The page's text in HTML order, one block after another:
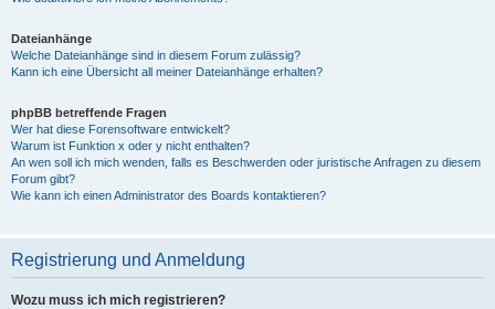
Dateianhänge
Welche Dateianhänge sind in diesem Forum zulässig?
Kann ich eine Übersicht all meiner Dateianhänge erhalten?
phpBB betreffende Fragen
Wer hat diese Forensoftware entwickelt?
Warum ist Funktion x oder y nicht enthalten?
An wen soll ich mich wenden, falls es Beschwerden oder juristische Anfragen zu diesem
Forum gibt?
Wie kann ich einen Administrator des Boards kontaktieren?
Registrierung und Anmeldung
Wozu muss ich mich registrieren?